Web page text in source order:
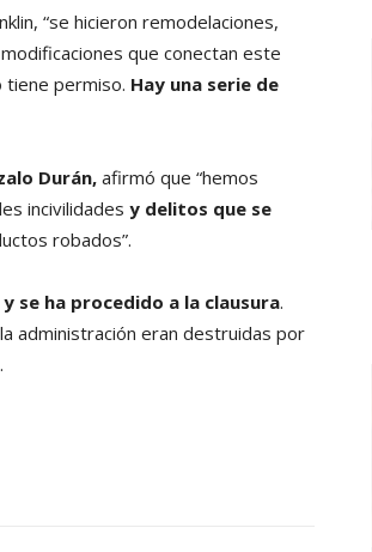
“se hicieron remodelaciones,
que conectan este
tiene permiso. Hay una serie de
Durán, afirmó que “hemos
incivilidades y delitos que se
robados”.
se ha procedido a la clausura.
administración eran destruidas por